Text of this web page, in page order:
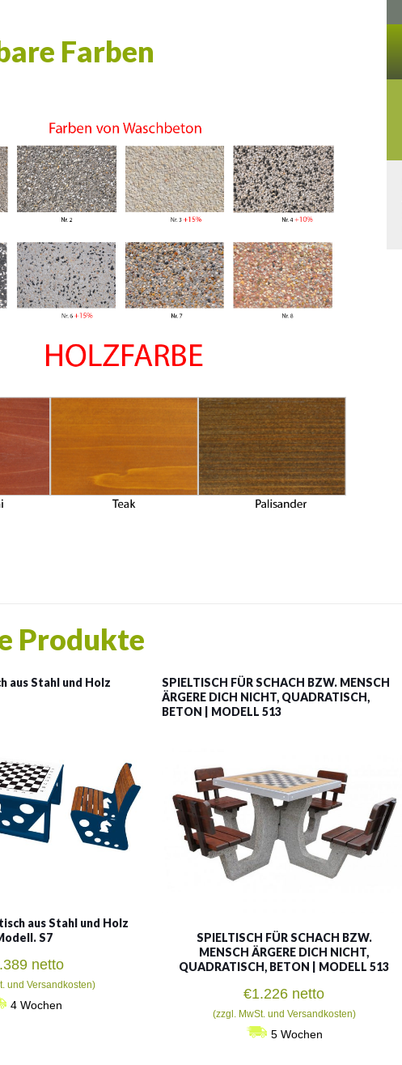
Farben
Produkte
aus Stahl und Holz
aus Stahl und Holz
S7
netto
und Versandkosten)
4 Wochen
SPIELTISCH FÜR SCHACH BZW. MENSCH
ÄRGERE DICH NICHT, QUADRATISCH,
BETON | MODELL 513
SPIELTISCH FÜR SCHACH BZW.
MENSCH ÄRGERE DICH NICHT,
QUADRATISCH, BETON | MODELL 513
€1.226 netto
(zzgl. MwSt. und Versandkosten)
5 Wochen